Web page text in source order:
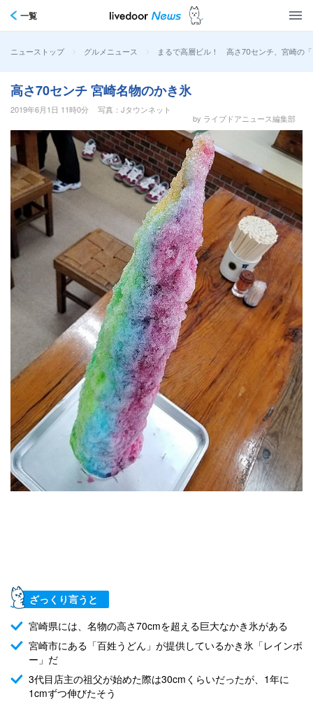
一覧
ニューストップ > グルメニュース > まるで高層ビル！ 高さ70センチ、宮崎の
高さ70センチ 宮崎名物のかき氷
2019年6月1日 11時0分
写真：Jタウンネット
by ライブドアニュース編集部
ざっくり言うと
宮崎県には、名物の高さ70cmを超える巨大なかき氷がある
宮崎市にある「百姓うどん」が提供しているかき氷「レインボ
ー」だ
3代目店主の祖父が始めた際は30cmくらいだったが、1年に
1cmずつ伸びたそう